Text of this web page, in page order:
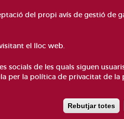
CANAL DE DENÚNCIES
del propi avís de gestió de
el lloc web.
de les quals siguen
per la política de privacitat de la
Rebutjar totes